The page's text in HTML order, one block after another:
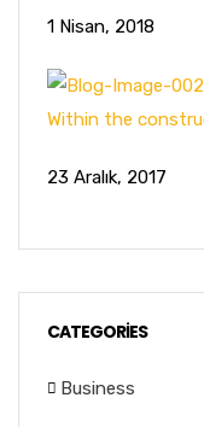
1 Nisan, 2018
Within the
23 Aralık, 2017
CATEGORIES
Business